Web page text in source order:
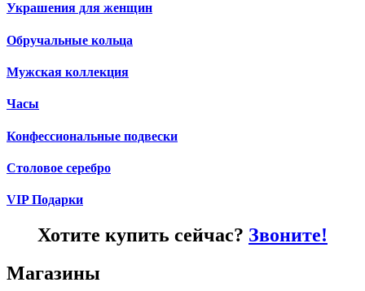
Украшения для женщин
Обручальные кольца
Мужская коллекция
Часы
Конфессиональные подвески
Столовое серебро
VIP Подарки
Хотите купить сейчас? Звоните!
Магазины